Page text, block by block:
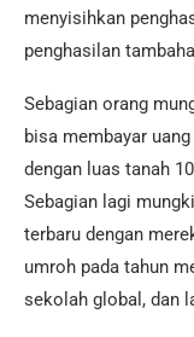
menyisihkan
penghasilan
Sebagian orang
bisa membayar
dengan luas tanah
Sebagian lagi
terbaru dengan
umroh pada tahun
sekolah global, dan